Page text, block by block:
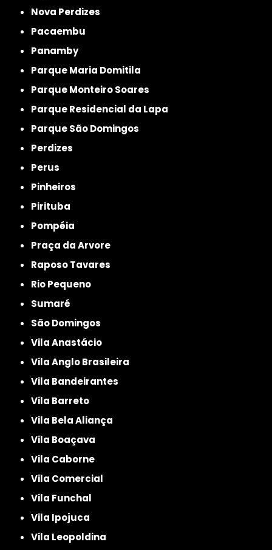
Nova Perdizes
Pacaembu
Panamby
Parque Maria Domitila
Parque Monteiro Soares
Parque Residencial da Lapa
Parque São Domingos
Perdizes
Perus
Pinheiros
Pirituba
Pompéia
Praça da Arvore
Raposo Tavares
Rio Pequeno
Sumaré
São Domingos
Vila Anastácio
Vila Anglo Brasileira
Vila Bandeirantes
Vila Barreto
Vila Bela Aliança
Vila Boaçava
Vila Caborne
Vila Comercial
Vila Funchal
Vila Ipojuca
Vila Leopoldina